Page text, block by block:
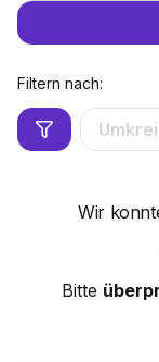
Filtern nach:
Wir
Bitte